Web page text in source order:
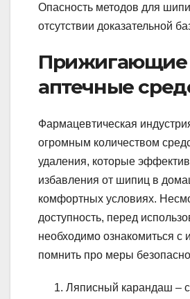
Опасность методов для
отсутствии доказательной
Прижигающие
аптечные
Фармацевтическая
огромным количеством
удаления, которые
избавления от шипиц в
комфортных условиях.
доступность, перед
необходимо ознакомиться с
помнить про меры
Ляписный карандаш –